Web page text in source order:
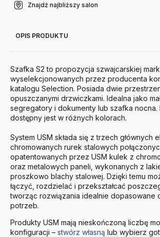
Znajdź najbliższy salon
OPIS PRODUKTU
Szafka S2 to propozycja szwajcarskiej
wyselekcjonowanych przez producenta
katalogu Selection. Posiada dwie
opuszczanymi drzwiczkami. Idealna jako
segregatory i dokumenty lub szafka nocna.
dostępny jest w różnych kolorach.
System USM składa się z trzech głównych
chromowanych rurek stalowych
opatentowanych przez USM kulek z
oraz metalowych paneli, wykonanych z
proszkowo blachy stalowej. Dzięki temu
łączyć, rozdzielać i przekształcać
tworząc rozwiązania idealnie dopasowane
potrzeb.
Produkty USM mają nieskończoną liczbę
konfiguracji – stwórz własną lub wybierz